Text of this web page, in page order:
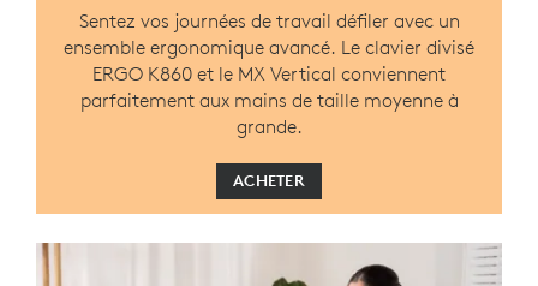
Sentez vos journées de travail défiler avec un
ensemble ergonomique avancé. Le clavier divisé
ERGO K860 et le MX Vertical conviennent
parfaitement aux mains de taille moyenne à
grande.
ACHETER